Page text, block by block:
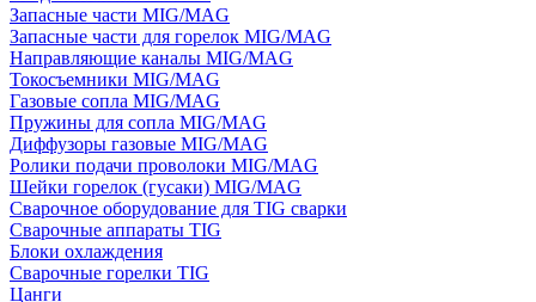
Запасные части MIG/MAG
Запасные части для горелок MIG/MAG
Направляющие каналы MIG/MAG
Токосъемники MIG/MAG
Газовые сопла MIG/MAG
Пружины для сопла MIG/MAG
Диффузоры газовые MIG/MAG
Ролики подачи проволоки MIG/MAG
Шейки горелок (гусаки) MIG/MAG
Сварочное оборудование для TIG сварки
Сварочные аппараты TIG
Блоки охлаждения
Сварочные горелки TIG
Цанги